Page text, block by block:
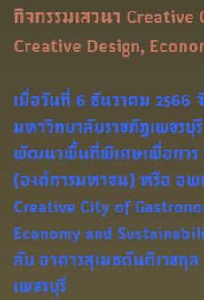
กิจกรรมเสวนา
Creative Design,
เมื่อวันที่ 6 ธันวาคม 2566
มหาวิทยาลัยราชภัฏเพชรบุ
พัฒนาพื้นที่พิเศษเพื่อการ
(องค์การมหาชน) หรือ อพ
Creative City of
Economy and
ลับ อาคารสุเมธตันติเวชกุ
เพชรบุรี